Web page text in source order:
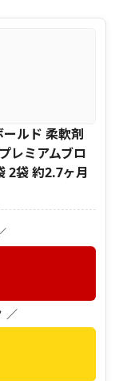
ールド 柔軟剤
レミアムブロ
2袋 約2.7ヶ月
／